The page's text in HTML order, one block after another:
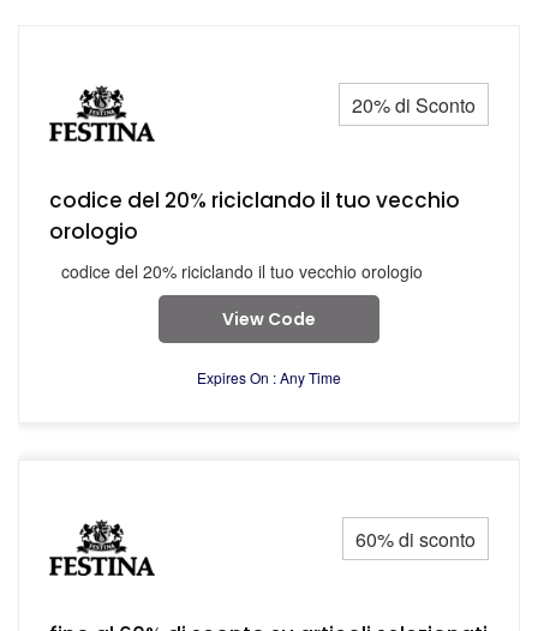
20% di Sconto
codice del 20% riciclando il tuo vecchio
orologio
codice del 20% riciclando il tuo vecchio orologio
View Code
Expires On : Any Time
60% di sconto